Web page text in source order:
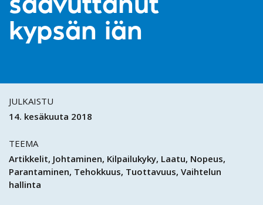
saavuttanut
kypsän iän
JULKAISTU
14. kesäkuuta 2018
TEEMA
Artikkelit Johtaminen Kilpailukyky Laatu Nopeus
Parantaminen Tehokkuus Tuottavuus Vaihtelun
hallinta